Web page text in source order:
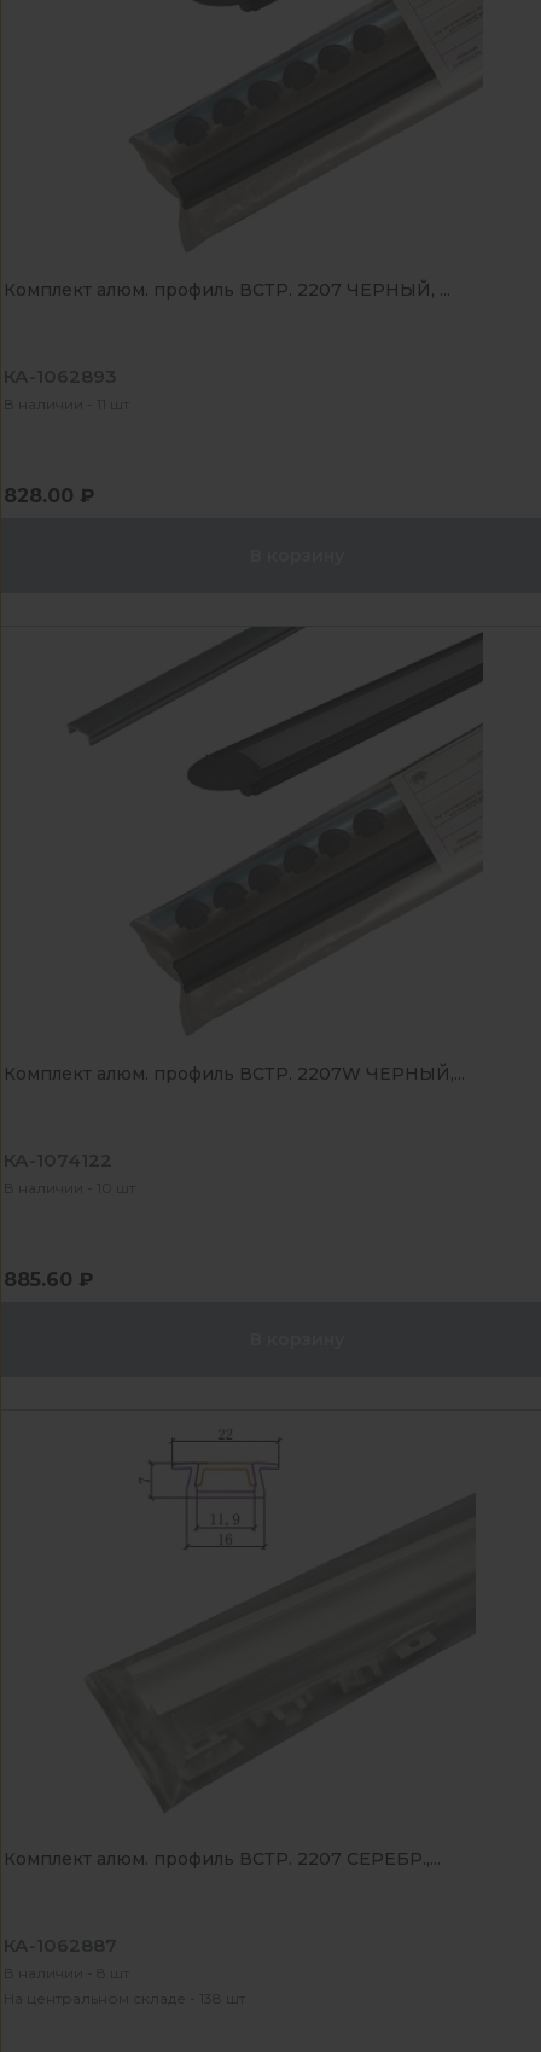
Комплект алюм. профиль ВСТР. 2207 ЧЕРНЫЙ, ...
КА-1062893
В наличии - 11 шт
828.00 ₽
Комплект алюм. профиль ВСТР. 2207W ЧЕРНЫЙ,...
КА-1074122
В наличии - 10 шт
885.60 ₽
Комплект алюм. профиль ВСТР. 2207 СЕРЕБР.,...
КА-1062887
В наличии - 8 шт
На центральном складе - 138 шт